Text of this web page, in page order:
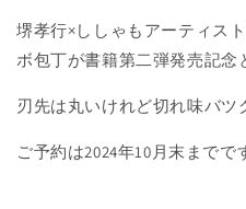
堺孝行×ししゃもアーティス
ボ包丁が書籍第二弾発売記念
刃先は丸いけれど切れ味バツ
ご予約は2024年10月末までで